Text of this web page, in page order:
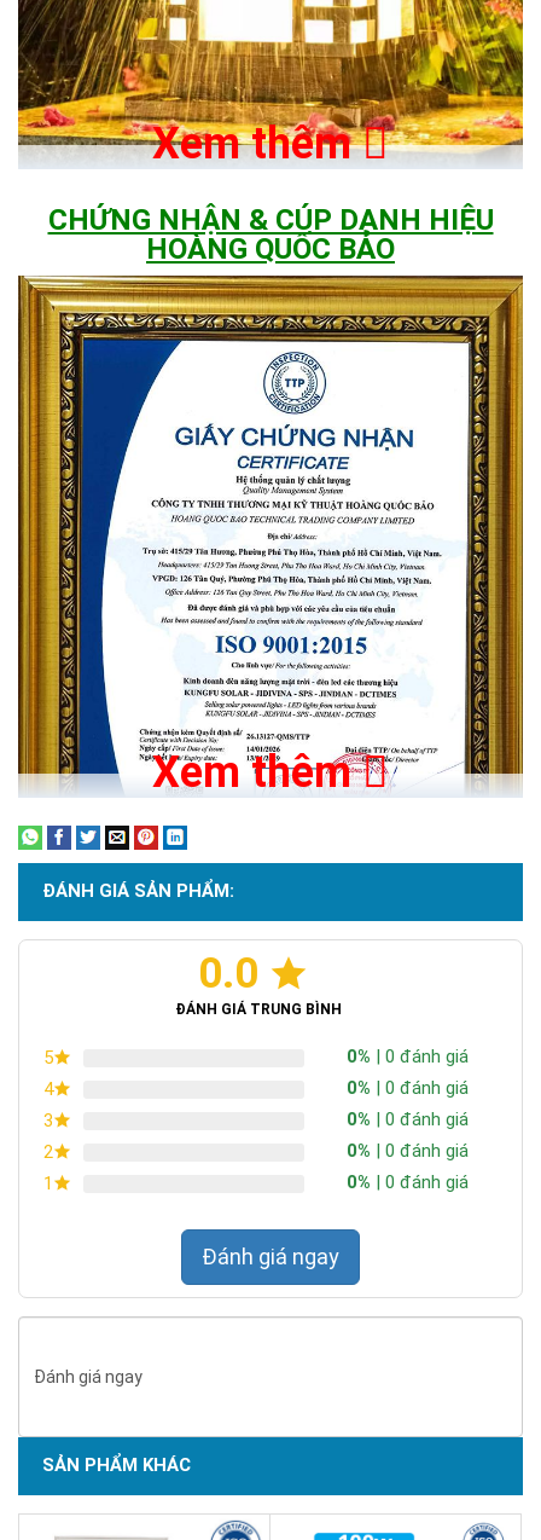
Xem thêm
CHỨNG NHẬN & CÚP DANH HIỆU
HOÀNG QUỐC BẢO
Chứng nhận ISO 9001:2015
SẢN PHẨM CHẤT LƯỢNG - DỊCH VỤ TIN DÙNG LẦN VII - 2020
Xem thêm
ĐÁNH GIÁ SẢN PHẨM:
0.0
ĐÁNH GIÁ TRUNG BÌNH
5 0% | 0 đánh giá
4
0% | 0 đánh giá
3
0% | 0 đánh giá
2
0% | 0 đánh giá
1
0% | 0 đánh giá
Đánh giá ngay
Đánh giá ngay
SẢN PHẨM KHÁC